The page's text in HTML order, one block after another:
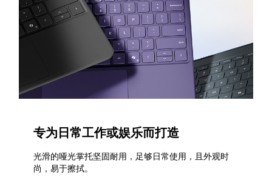
专为日常工作或娱乐而打造
光滑的哑光掌托坚固耐用，足够日常使用，且外观时
尚，易于擦拭。